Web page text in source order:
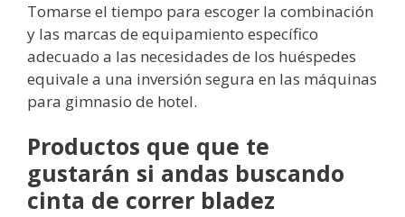
Tomarse el tiempo para escoger la combinación
y las marcas de equipamiento específico
adecuado a las necesidades de los huéspedes
equivale a una inversión segura en las máquinas
para gimnasio de hotel.
Productos que que te
gustarán si andas buscando
cinta de correr bladez